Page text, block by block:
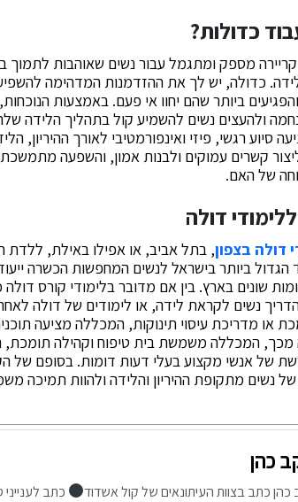
כדולות?
מספק ומתגמל עבור נשים שאוהבות לתמוך
כדולה, יש לך את ההזדמנות המדהימה
ביותר שהם יחוו אי פעם. באמצעות
ולהעצים נשים להשמיע קול בתהליך הלידה
סיוע רגשי, פיזי ואינפורמטיבי לאורך ההיריון,
קשרים עמוקים ולבנות אמון, והשפעה
של האם.
דולה
דולה בצפון, בתל אביב, או אפילו באילת, ללדת
ביותר בישראל לנשים המחפשות הכשרה
שונים בארץ. בין אם מדובר בלימודי קורס דולה
נשים לקראת לידה, או לימודים של דולה
או מדריכת עיסוי תינוקות, המכללה מציעה
מכך, המכללה משמשת בית טיפוח וקהילה
של אנשי מקצוע בעלי דעות דומות. בסופם של
נשים מתקופת ההיריון והלידה ולהוות תמיכה
כהן
כהן כתב בצוות העיתונאים של קול אשדוד
כתב